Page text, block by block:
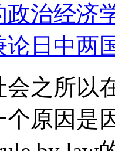
政治经济
日中两
会之所以
个原因是